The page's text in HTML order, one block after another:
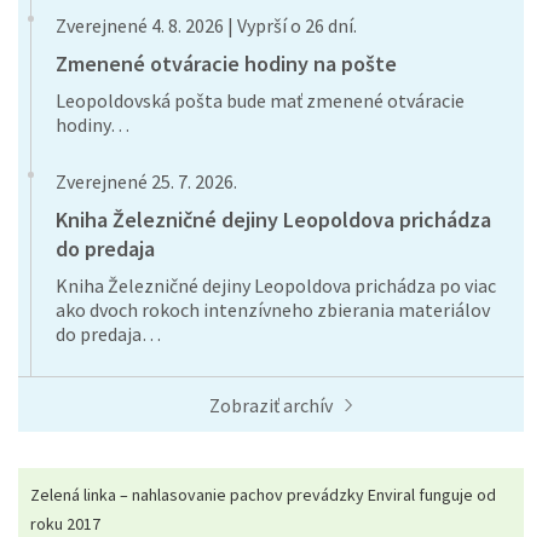
Zverejnené 4. 8. 2026 | Vyprší o 26 dní.
Zmenené otváracie hodiny na pošte
Leopoldovská pošta bude mať zmenené otváracie
hodiny…
Zverejnené 25. 7. 2026.
Kniha Železničné dejiny Leopoldova prichádza
do predaja
Kniha Železničné dejiny Leopoldova prichádza po viac
ako dvoch rokoch intenzívneho zbierania materiálov
do predaja…
Zobraziť archív
Zelená linka – nahlasovanie pachov prevádzky Enviral funguje od
roku 2017